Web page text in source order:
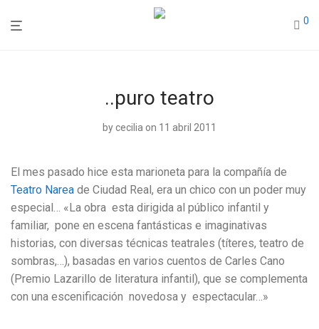
0
..puro teatro
bycecilia on 11 abril 2011
El mes pasado hice esta marioneta para la compañía de
Teatro Narea de Ciudad Real, era un chico con un poder muy
especial… «La obra esta dirigida al público infantil y
familiar, pone en escena fantásticas e imaginativas
historias, con diversas técnicas teatrales (títeres, teatro de
sombras,…), basadas en varios cuentos de Carles Cano
(Premio Lazarillo de literatura infantil), que se complementa
con una escenificación novedosa y espectacular…»